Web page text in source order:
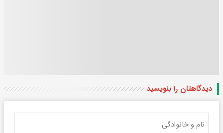
دیدگاهتان را بنویسید